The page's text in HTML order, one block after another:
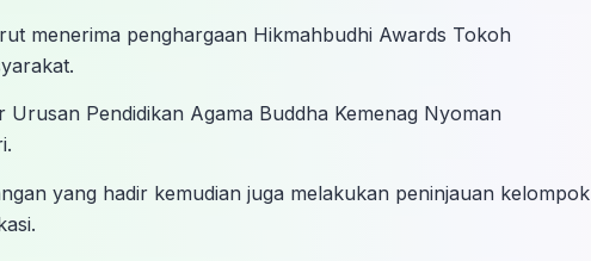
menerima penghargaan Hikmahbudhi Awards Tokoh
Pendidikan Agama Buddha Kemenag Nyoman
yang hadir kemudian juga melakukan peninjauan kelompok